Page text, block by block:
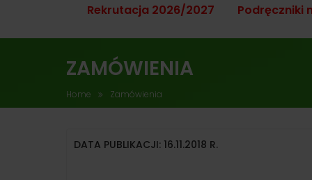
Rekrutacja 2026/2027 Podręczniki
ZAMÓWIENIA
Home Zamówienia
DATA PUBLIKACJI: 16.11.2018 R.